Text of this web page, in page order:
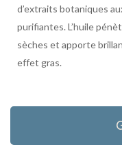
d’extraits botaniques
purifiantes. L’huile
sèches et apporte
effet gras.